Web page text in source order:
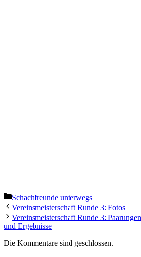
Kategorien
Schachfreunde unterwegs
Vereinsmeisterschaft Runde 3: Fotos
Vereinsmeisterschaft Runde 3: Paarungen
und Ergebnisse
Die Kommentare sind geschlossen.